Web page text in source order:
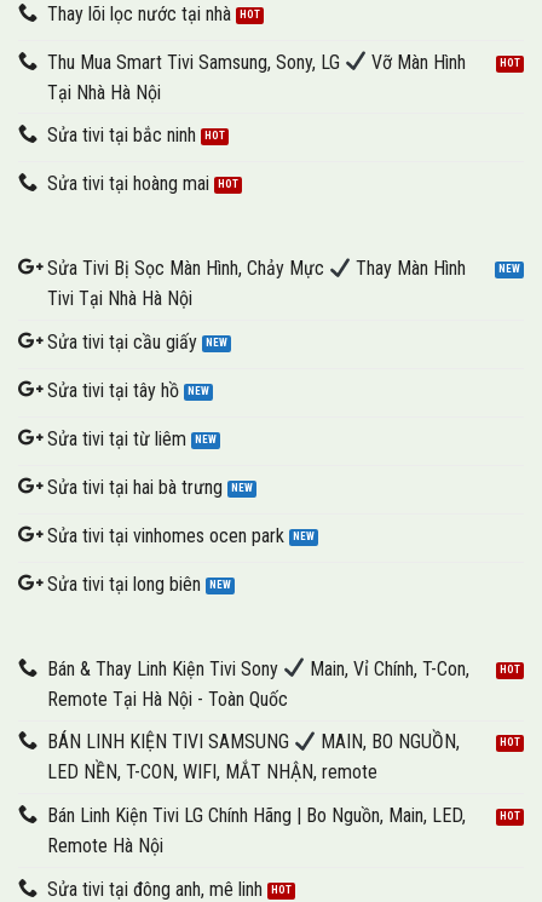
Thay lõi lọc nước tại nhà
Thu Mua Smart Tivi Samsung, Sony, LG
Vỡ Màn Hình
Tại Nhà Hà Nội
Sửa tivi tại bắc ninh
Sửa tivi tại hoàng mai
Sửa Tivi Bị Sọc Màn Hình, Chảy Mực
Thay Màn Hình
Tivi Tại Nhà Hà Nội
Sửa tivi tại cầu giấy
Sửa tivi tại tây hồ
Sửa tivi tại từ liêm
Sửa tivi tại hai bà trưng
Sửa tivi tại vinhomes ocen park
Sửa tivi tại long biên
Bán & Thay Linh Kiện Tivi Sony
Main, Vỉ Chính, T-Con,
Remote Tại Hà Nội - Toàn Quốc
BÁN LINH KIỆN TIVI SAMSUNG
MAIN, BO NGUỒN,
LED NỀN, T-CON, WIFI, MẮT NHẬN, remote
Bán Linh Kiện Tivi LG Chính Hãng | Bo Nguồn, Main, LED,
Remote Hà Nội
Sửa tivi tại đông anh, mê linh